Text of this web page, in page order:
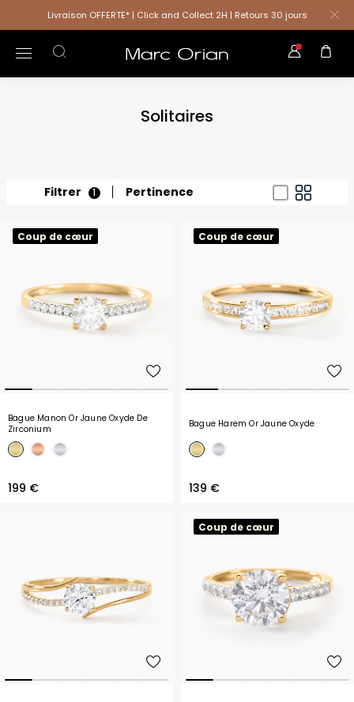
Livraison OFFERTE* | Click and Collect 2H | Retours 30 jours
Solitaires
Filtrer 1 Pertinence
Coup de cœur
Bague Manon Or Jaune Oxyde De
Zirconium
199 €
Coup de cœur
Bague Harem Or Jaune Oxyde
139 €
Coup de cœur